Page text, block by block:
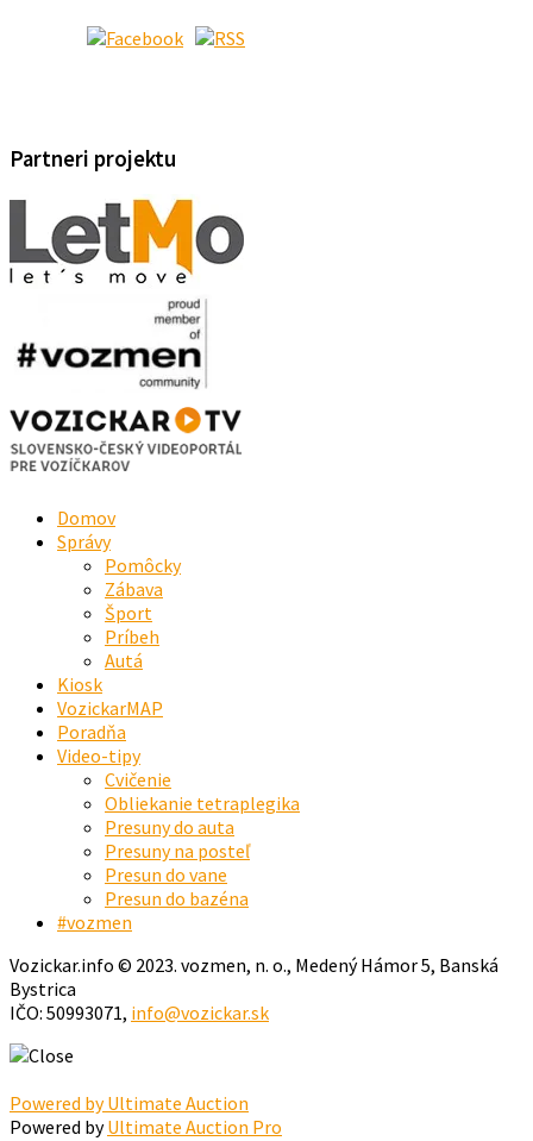
Partneri projektu
Domov
Správy
Pomôcky
Zábava
Šport
Príbeh
Autá
Kiosk
VozickarMAP
Poradňa
Video-tipy
Cvičenie
Obliekanie tetraplegika
Presuny do auta
Presuny na posteľ
Presun do vane
Presun do bazéna
#vozmen
Vozickar.info © 2023. vozmen, n. o., Medený Hámor 5, Banská
Bystrica
IČO: 50993071, info@vozickar.sk
Powered by Ultimate Auction
Powered byUltimate Auction Pro